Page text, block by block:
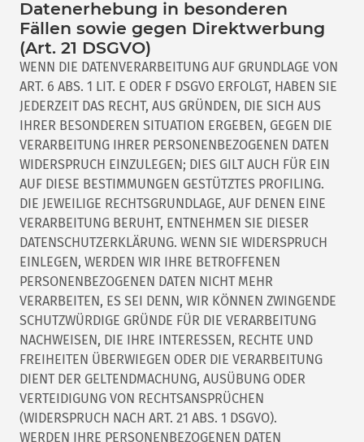
Datenerhebung in besonderen
Fällen sowie gegen Direktwerbung
(Art. 21 DSGVO)
WENN DIE DATENVERARBEITUNG AUF GRUNDLAGE VON
ART. 6 ABS. 1 LIT. E ODER F DSGVO ERFOLGT, HABEN SIE
JEDERZEIT DAS RECHT, AUS GRÜNDEN, DIE SICH AUS
IHRER BESONDEREN SITUATION ERGEBEN, GEGEN DIE
VERARBEITUNG IHRER PERSONENBEZOGENEN DATEN
WIDERSPRUCH EINZULEGEN; DIES GILT AUCH FÜR EIN
AUF DIESE BESTIMMUNGEN GESTÜTZTES PROFILING.
DIE JEWEILIGE RECHTSGRUNDLAGE, AUF DENEN EINE
VERARBEITUNG BERUHT, ENTNEHMEN SIE DIESER
DATENSCHUTZERKLÄRUNG. WENN SIE WIDERSPRUCH
EINLEGEN, WERDEN WIR IHRE BETROFFENEN
PERSONENBEZOGENEN DATEN NICHT MEHR
VERARBEITEN, ES SEI DENN, WIR KÖNNEN ZWINGENDE
SCHUTZWÜRDIGE GRÜNDE FÜR DIE VERARBEITUNG
NACHWEISEN, DIE IHRE INTERESSEN, RECHTE UND
FREIHEITEN ÜBERWIEGEN ODER DIE VERARBEITUNG
DIENT DER GELTENDMACHUNG, AUSÜBUNG ODER
VERTEIDIGUNG VON RECHTSANSPRÜCHEN
(WIDERSPRUCH NACH ART. 21 ABS. 1 DSGVO).
WERDEN IHRE PERSONENBEZOGENEN DATEN